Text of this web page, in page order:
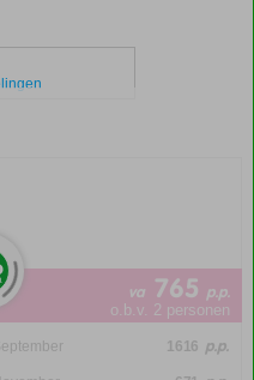
va 765 p.p.
o.b.v. 2 personen
1616 p.p.